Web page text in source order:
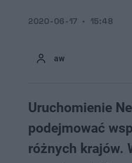
aw
2020-06-17 15:48
Uruchomienie
podejmować
różnych krajów.